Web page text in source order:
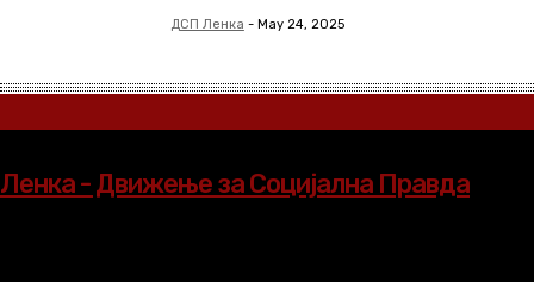
ДСП Ленка - May 24, 2025
Ленка - Движење за Социјална Правда